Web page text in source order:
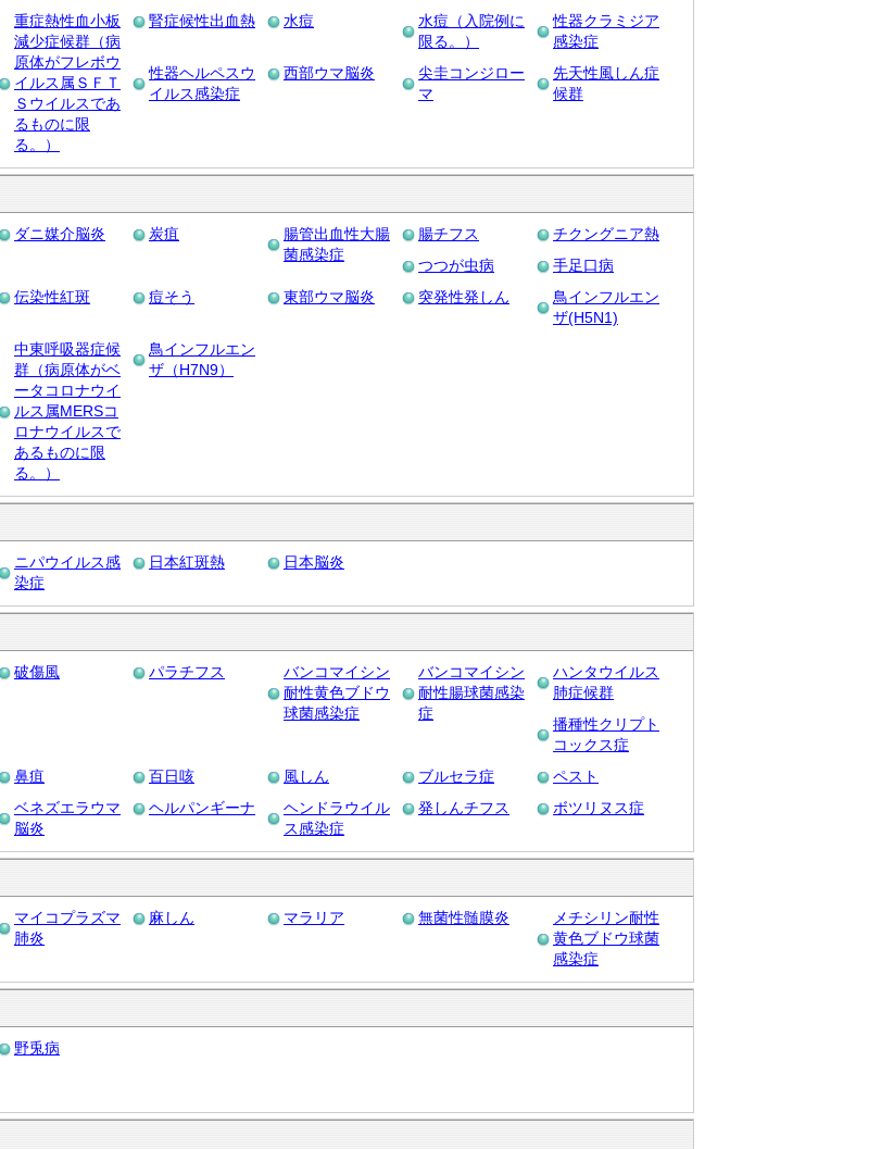
重症熱性血小板
減少症候群（病
原体がフレボウ
イルス属ＳＦＴ
Ｓウイルスであ
るものに限
る。）
腎症候性出血熱 水痘
水痘（入院例に
限る。）
性器クラミジア
感染症
性器ヘルペスウ
イルス感染症
西部ウマ脳炎
尖圭コンジロー
マ
先天性風しん症
候群
ダニ媒介脳炎 炭疽
腸管出血性大腸
菌感染症
腸チフス
チクングニア熱
つつが虫病
手足口病
伝染性紅斑 痘そう 東部ウマ脳炎 突発性発しん
鳥インフルエン
ザ(H5N1)
中東呼吸器症候
群（病原体がベ
ータコロナウイ
ルス属MERSコ
ロナウイルスで
あるものに限
る。）
鳥インフルエン
ザ（H7N9）
ニパウイルス感
染症
日本紅斑熱 日本脳炎
破傷風 パラチフス
バンコマイシン
耐性黄色ブドウ
球菌感染症
バンコマイシン
耐性腸球菌感染
症
ハンタウイルス
肺症候群
播種性クリプト
コックス症
鼻疽 百日咳 風しん ブルセラ症
ペスト
ベネズエラウマ
脳炎
ヘルパンギーナ
ヘンドラウイル
ス感染症
発しんチフス ボツリヌス症
マイコプラズマ
肺炎
麻しん マラリア 無菌性髄膜炎
メチシリン耐性
黄色ブドウ球菌
感染症
野兎病